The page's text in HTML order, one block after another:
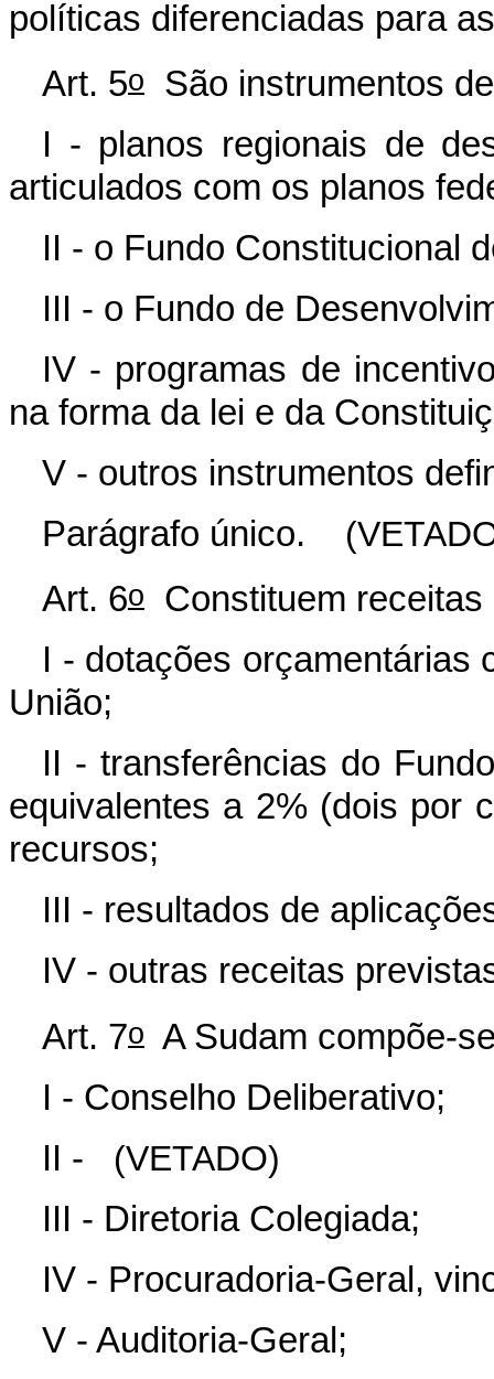
políticas diferenciadas para
Art. 5o
São instrumentos
I - planos regionais de
articulados com os planos
II - o Fundo Constitucional
III - o Fundo de
IV - programas de
na forma da lei e da
V - outros instrumentos
Parágrafo único.
Art. 6o
Constituem receitas
I - dotações orçamentárias
União;
II - transferências do
equivalentes a 2% (dois por
recursos;
III - resultados de
IV - outras receitas
Art. 7o A Sudam compõe-
I - Conselho Deliberativo;
II -
(VETADO)
III - Diretoria Colegiada;
IV - Procuradoria-Geral,
V - Auditoria-Geral;